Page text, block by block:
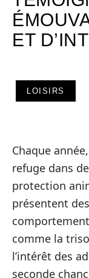
ET
LOISIRS
Chaque
refuge dans
protection
présentent
comme la
l’intérêt des
seconde